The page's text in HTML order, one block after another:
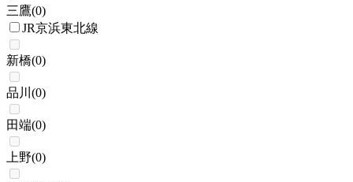
三鷹(0)
JR京浜東北線
新橋(0)
品川 (0)
田端(0)
上野(0)